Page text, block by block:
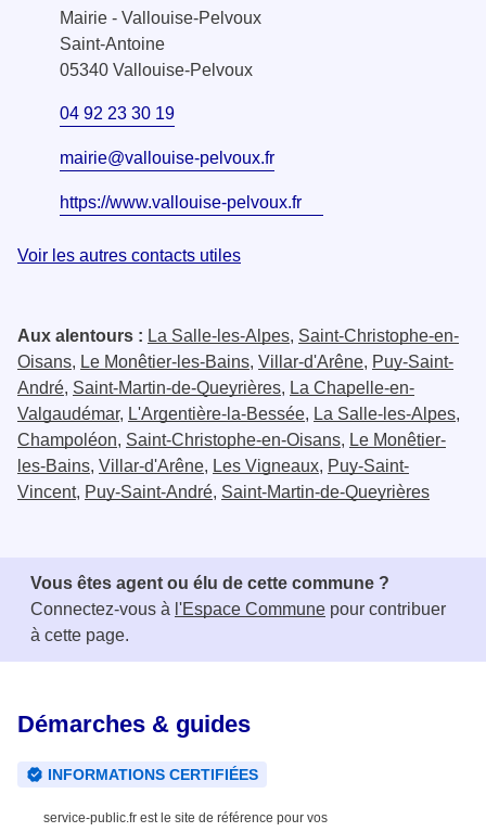
Mairie - Vallouise-Pelvoux
Saint-Antoine
05340 Vallouise-Pelvoux
04 92 23 30 19
mairie@vallouise-pelvoux.fr
https://www.vallouise-pelvoux.fr
Voir les autres contacts utiles
Aux alentours : La Salle-les-Alpes, Saint-Christophe-en-
Oisans, Le Monêtier-les-Bains, Villar-d'Arêne, Puy-Saint-
André, Saint-Martin-de-Queyrières, La Chapelle-en-
Valgaudémar, L'Argentière-la-Bessée, La Salle-les-Alpes,
Champoléon, Saint-Christophe-en-Oisans, Le Monêtier-
les-Bains, Villar-d'Arêne, Les Vigneaux, Puy-Saint-
Vincent, Puy-Saint-André, Saint-Martin-de-Queyrières
Vous êtes agent ou élu de cette commune ?
Connectez-vous à l'Espace Commune pour contribuer
à cette page.
Démarches & guides
INFORMATIONS CERTIFIÉES
service-public.fr est le site de référence pour vos